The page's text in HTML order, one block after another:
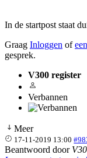
In de startpost staat
Graag Inloggen of
gesprek.
V300 register
Verbannen
Meer
17-11-2019 13:00
Beantwoord door